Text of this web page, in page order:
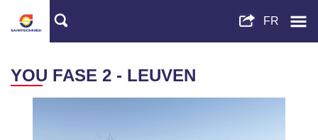
YOU FASE 2 - LEUVEN